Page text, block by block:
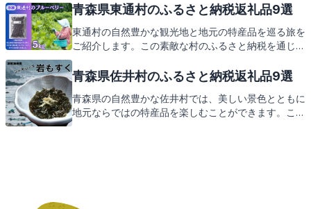
る内容となっております。
青森県東通村のふるさと納税返礼品9選
東通村の自然豊かな観光地と地元の特産品を巡る旅を
ご紹介します。この素敵な村のふるさと納税を通じ
みに。
青森県佐井村のふるさと納税返礼品9選
青森県の自然豊かな佐井村では、美しい景色とともに
地元ならではの特産品を楽しむことができます。この